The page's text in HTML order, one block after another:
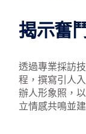
揭示奮
透過專業採訪
程，撰寫引人
辦人形象照，
立情感共鳴並